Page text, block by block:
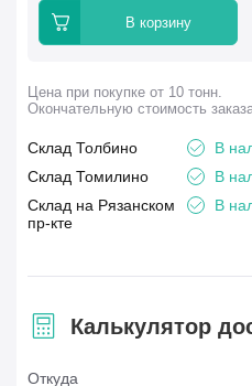
В корзину
Цена при покупке от 10 тонн.
Окончательную стоимость
Склад Толбино
В
Склад Томилино
В
Склад на Рязанском
пр-кте
В
Калькулятор
Откуда